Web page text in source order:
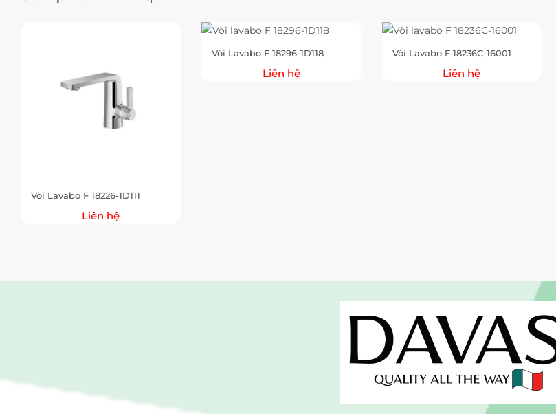
Vòi Lavabo F 18226-1D111
Liên hệ
Vòi Lavabo F 18296-1D118
Liên hệ
Vòi Lavabo F 18236C-16001
Liên hệ